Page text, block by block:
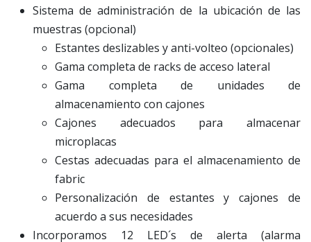
Sistema de administración de la ubicación de las
muestras (opcional)
Estantes deslizables y anti-volteo (opcionales)
Gama completa de racks de acceso lateral
Gama completa de unidades de
almacenamiento con cajones
Cajones adecuados para almacenar
microplacas
Cestas adecuadas para el almacenamiento de
fabric
Personalización de estantes y cajones de
acuerdo a sus necesidades
Incorporamos 12 LED´s de alerta (alarma